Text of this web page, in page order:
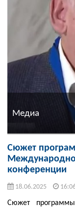
Медиа
Сюжет
конференции
18.06.2025
Сюжет